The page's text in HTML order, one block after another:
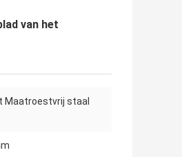
van het
Maatroestvrij staal